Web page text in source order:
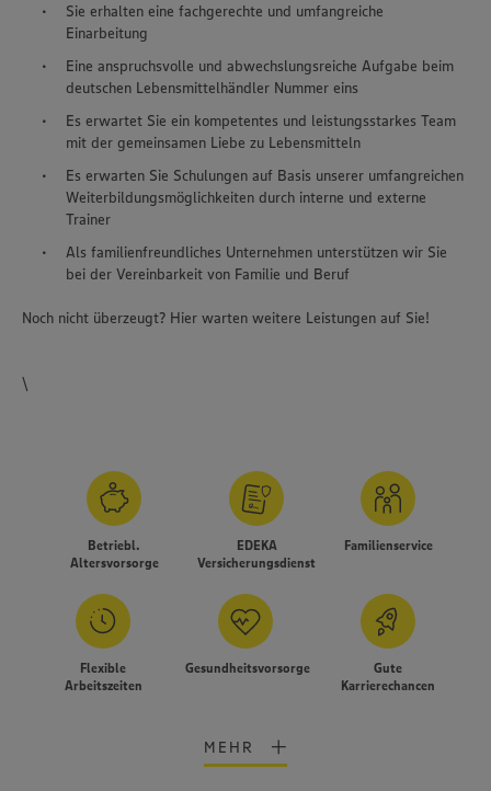
Sie erhalten eine fachgerechte und umfangreiche
Einarbeitung
Eine anspruchsvolle und abwechslungsreiche Aufgabe beim
deutschen Lebensmittelhändler Nummer eins
Es erwartet Sie ein kompetentes und leistungsstarkes Team
mit der gemeinsamen Liebe zu Lebensmitteln
Es erwarten Sie Schulungen auf Basis unserer umfangreichen
Weiterbildungsmöglichkeiten durch interne und externe
Trainer
Als familienfreundliches Unternehmen unterstützen wir Sie
bei der Vereinbarkeit von Familie und Beruf
Noch nicht überzeugt? Hier warten weitere Leistungen auf Sie!
\
Betriebl.
Altersvorsorge
EDEKA
Versicherungsdienst
Familienservice
Flexible
Arbeitszeiten
Gesundheitsvorsorge
Gute
Karrierechancen
MEHR